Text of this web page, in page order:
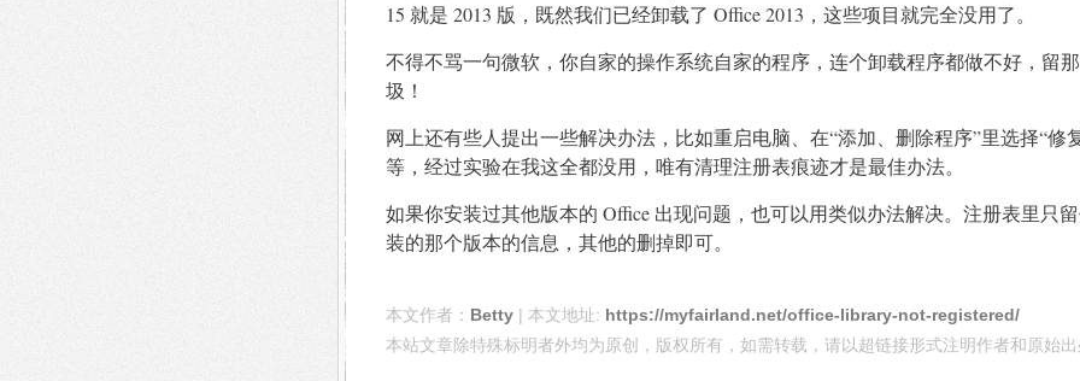
15 就是 2013 版，既然我们已经卸载了 Office 2013，这些项目就完全没用了。
不得不骂一句微软，你自家的操作系统自家的程序，连个卸载程序都做不好，留
圾！
网上还有些人提出一些解决办法，比如重启电脑、在“添加、删除程序”里选择“修
等，经过实验在我这全都没用，唯有清理注册表痕迹才是最佳办法。
如果你安装过其他版本的 Office 出现问题，也可以用类似办法解决。注册表里只
装的那个版本的信息，其他的删掉即可。
本文作者： Betty| 本文地址: https://myfairland.net/office-library-not-registered/
本站文章除特殊标明者外均为原创，版权所有，如需转载，请以超链接形式注明作者和原始